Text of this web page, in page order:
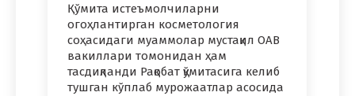
Қўмита истеъмолчиларни
огоҳлантирган косметология
соҳасидаги муаммолар мустақил ОАВ
вакиллари томонидан ҳам
тасдиқланди Рақобат қўмитасига келиб
тушган кўплаб мурожаатлар асосида